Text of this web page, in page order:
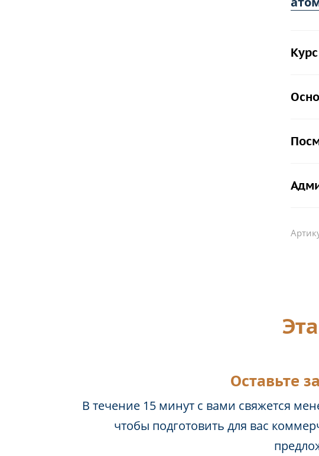
Оставьте
В течение 15 минут с вами свяжется
чтобы подготовить для вас